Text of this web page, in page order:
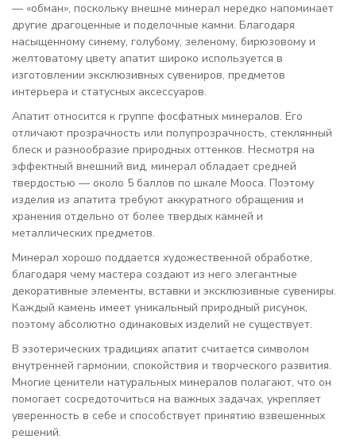
— «обман», поскольку внешне минерал нередко напоминает
другие драгоценные и поделочные камни. Благодаря
насыщенному синему, голубому, зеленому, бирюзовому и
желтоватому цвету апатит широко используется в
изготовлении эксклюзивных сувениров, предметов
интерьера и статусных аксессуаров.
Апатит относится к группе фосфатных минералов. Его
отличают прозрачность или полупрозрачность, стеклянный
блеск и разнообразие природных оттенков. Несмотря на
эффектный внешний вид, минерал обладает средней
твердостью — около 5 баллов по шкале Мооса. Поэтому
изделия из апатита требуют аккуратного обращения и
хранения отдельно от более твердых камней и
металлических предметов.
Минерал хорошо поддается художественной обработке,
благодаря чему мастера создают из него элегантные
декоративные элементы, вставки и эксклюзивные сувениры.
Каждый камень имеет уникальный природный рисунок,
поэтому абсолютно одинаковых изделий не существует.
В эзотерических традициях апатит считается символом
внутренней гармонии, спокойствия и творческого развития.
Многие ценители натуральных минералов полагают, что он
помогает сосредоточиться на важных задачах, укрепляет
уверенность в себе и способствует принятию взвешенных
решений.